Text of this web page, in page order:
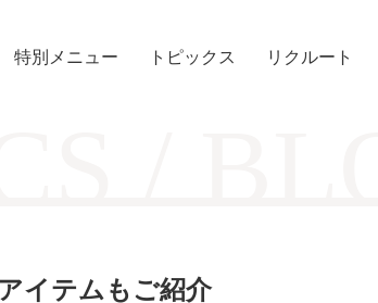
特別メニュー トピックス リクルート
イテムもご紹介